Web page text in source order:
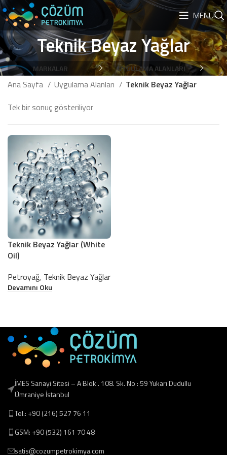
MENU
Teknik Beyaz Yağlar
MARKALAR UYGULAMA ALANLARI
Ana Sayfa Uygulama Alanları
Teknik Beyaz Yağlar
Tek bir sonuç gösteriliyor
Teknik Beyaz Yağlar (White
Oil)
Petroyağ, Teknik Beyaz Yağlar
Devamını Oku
İMES Sanayi Sitesi – A Blok . 108. Sk. No : 59 Yukarı Dudullu
Ümraniye İstanbul
Tel.: +90 (216) 527 76 11
GSM: +90 (532) 161 70 48
satis@cozumpetrokimya.com